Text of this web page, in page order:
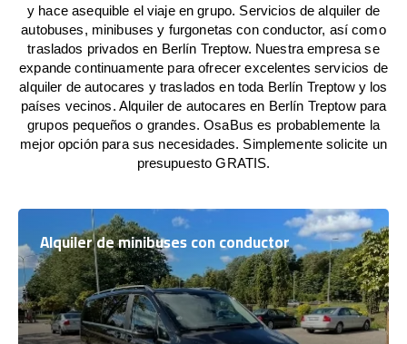
y hace asequible el viaje en grupo. Servicios de alquiler de
autobuses, minibuses y furgonetas con conductor, así como
traslados privados en Berlín Treptow. Nuestra empresa se
expande continuamente para ofrecer excelentes servicios de
alquiler de autocares y traslados en toda Berlín Treptow y los
países vecinos. Alquiler de autocares en Berlín Treptow para
grupos pequeños o grandes. OsaBus es probablemente la
mejor opción para sus necesidades. Simplemente solicite un
presupuesto GRATIS.
Alquiler de minibuses con conductor